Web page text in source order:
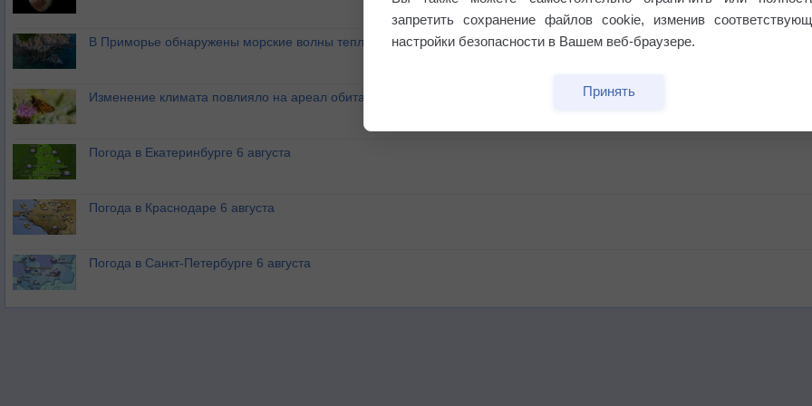
В Приморье обнаружены морские волны тепла
Изменение климата повлияло на ареал обитания бабочек
Погода в Екатеринбурге 6 августа
Погода в Краснодаре 6 августа
Погода в Санкт-Петербурге 6 августа
запретить сохранение файлов cookie, изменив
настройки безопасности в Вашем веб-браузере.
Принять